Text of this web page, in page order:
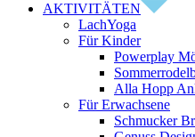
AKTIVITÄTEN
LachYoga
Für Kinder
Powerplay
Alla Hopp
Für Erwachsene
Schmucker